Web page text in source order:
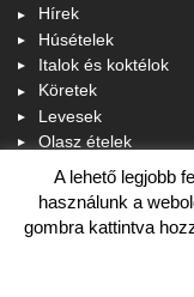
Hírek
Húsételek
Italok és koktélok
Köretek
Levesek
Olasz ételek
Paleo receptek
Saláták
Szendvicsek
A lehető legjobb
használunk a
gombra kattintva